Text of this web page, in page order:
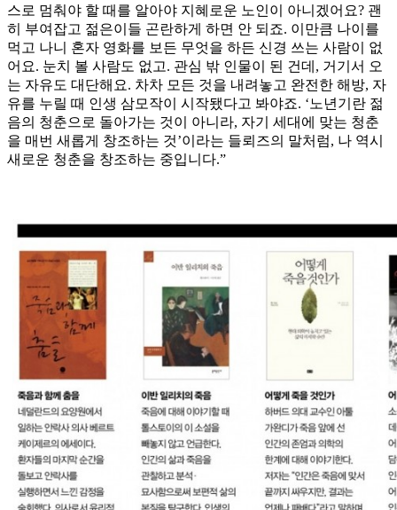
스로 멈춰야 할 때를 알아야 지혜로운 노인이 아니겠어요? 괜
히 부여잡고 젊은이들 곤란하게 하면 안 되죠. 이만큼 나이를
먹고 나니 혼자 영화를 보든 무엇을 하든 신경 쓰는 사람이 없
어요. 눈치 볼 사람도 없고. 관심 밖 인물이 된 건데, 거기서 오
는 자유도 대단해요. 차차 모든 것을 내려놓고 완전한 해방, 자
유를 누릴 때 인생 삼모작이 시작됐다고 봐야죠. ‘노년기란 젊
음의 청춘으로 돌아가는 것이 아니라, 자기 세대에 맞는 청춘
을 매번 새롭게 창조하는 것’이라는 들뢰즈의 말처럼, 나 역시
새로운 청춘을 창조하는 중입니다.”